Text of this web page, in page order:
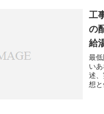
点
強
工
の
給
最
い
述
想
確